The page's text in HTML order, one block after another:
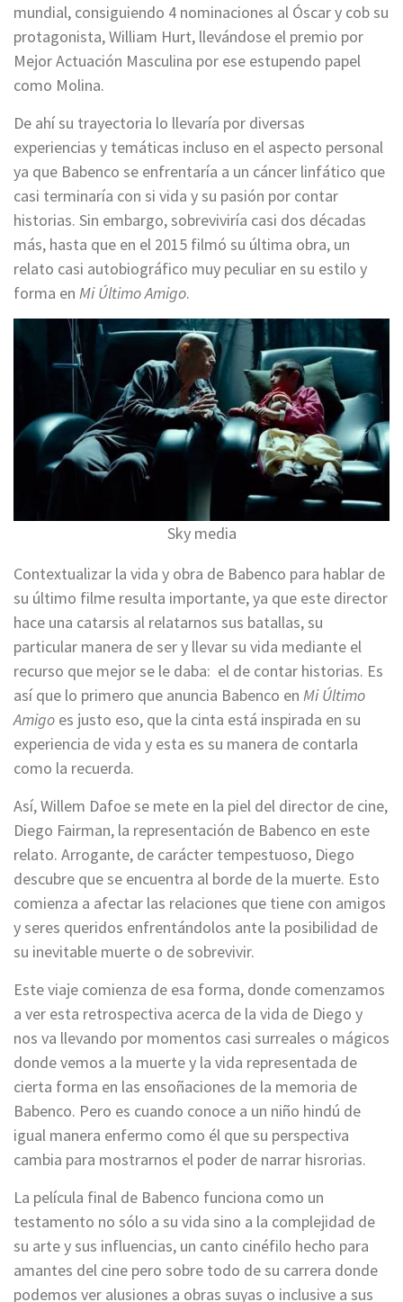
mundial, consiguiendo 4 nominaciones al Óscar y cob su
protagonista, William Hurt, llevándose el premio por
Mejor Actuación Masculina por ese estupendo papel
como Molina.
De ahí su trayectoria lo llevaría por diversas
experiencias y temáticas incluso en el aspecto personal
ya que Babenco se enfrentaría a un cáncer linfático que
casi terminaría con si vida y su pasión por contar
historias. Sin embargo, sobreviviría casi dos décadas
más, hasta que en el 2015 filmó su última obra, un
relato casi autobiográfico muy peculiar en su estilo y
forma en Mi Último Amigo.
Sky media
Contextualizar la vida y obra de Babenco para hablar de
su último filme resulta importante, ya que este director
hace una catarsis al relatarnos sus batallas, su
particular manera de ser y llevar su vida mediante el
recurso que mejor se le daba: el de contar historias. Es
así que lo primero que anuncia Babenco en Mi Último
Amigo es justo eso, que la cinta está inspirada en su
experiencia de vida y esta es su manera de contarla
como la recuerda.
Así, Willem Dafoe se mete en la piel del director de cine,
Diego Fairman, la representación de Babenco en este
relato. Arrogante, de carácter tempestuoso, Diego
descubre que se encuentra al borde de la muerte. Esto
comienza a afectar las relaciones que tiene con amigos
y seres queridos enfrentándolos ante la posibilidad de
su inevitable muerte o de sobrevivir.
Este viaje comienza de esa forma, donde comenzamos
a ver esta retrospectiva acerca de la vida de Diego y
nos va llevando por momentos casi surreales o mágicos
donde vemos a la muerte y la vida representada de
cierta forma en las ensoñaciones de la memoria de
Babenco. Pero es cuando conoce a un niño hindú de
igual manera enfermo como él que su perspectiva
cambia para mostrarnos el poder de narrar hisrorias.
La película final de Babenco funciona como un
testamento no sólo a su vida sino a la complejidad de
su arte y sus influencias, un canto cinéfilo hecho para
amantes del cine pero sobre todo de su carrera donde
podemos ver alusiones a obras suyas o inclusive a sus